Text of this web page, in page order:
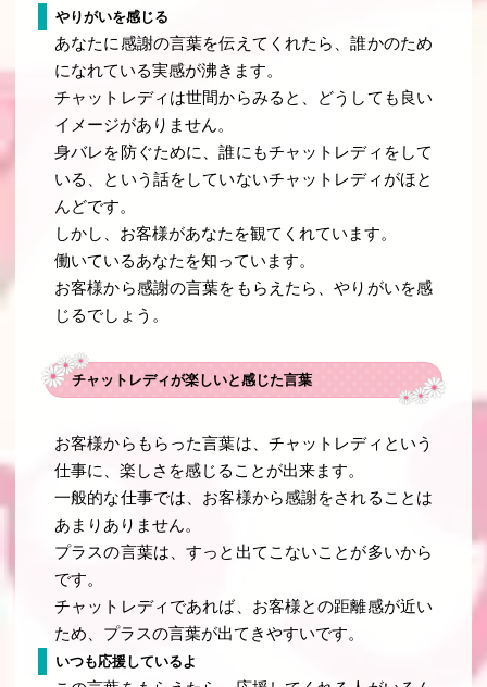
やりがいを感じる
あなたに感謝の言葉を伝えてくれたら、誰かのため
になれている実感が沸きます。
チャットレディは世間からみると、どうしても良い
イメージがありません。
身バレを防ぐために、誰にもチャットレディをして
いる、という話をしていないチャットレディがほと
んどです。
しかし、お客様があなたを観てくれています。
働いているあなたを知っています。
お客様から感謝の言葉をもらえたら、やりがいを感
じるでしょう。
チャットレディが楽しいと感じた言葉
お客様からもらった言葉は、チャットレディという
仕事に、楽しさを感じることが出来ます。
一般的な仕事では、お客様から感謝をされることは
あまりありません。
プラスの言葉は、すっと出てこないことが多いから
です。
チャットレディであれば、お客様との距離感が近い
ため、プラスの言葉が出てきやすいです。
いつも応援しているよ